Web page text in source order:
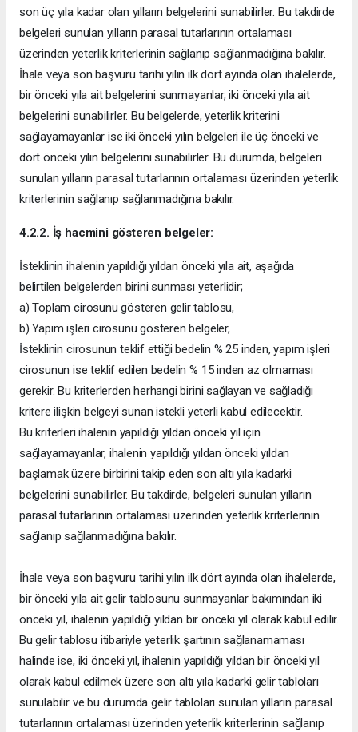
son üç yıla kadar olan yılların belgelerini sunabilirler. Bu takdirde
belgeleri sunulan yılların parasal tutarlarının ortalaması
üzerinden yeterlik kriterlerinin sağlanıp sağlanmadığına bakılır.
İhale veya son başvuru tarihi yılın ilk dört ayında olan ihalelerde,
bir önceki yıla ait belgelerini sunmayanlar, iki önceki yıla ait
belgelerini sunabilirler. Bu belgelerde, yeterlik kriterini
sağlayamayanlar ise iki önceki yılın belgeleri ile üç önceki ve
dört önceki yılın belgelerini sunabilirler. Bu durumda, belgeleri
sunulan yılların parasal tutarlarının ortalaması üzerinden yeterlik
kriterlerinin sağlanıp sağlanmadığına bakılır.
4.2.2. İş hacmini gösteren belgeler:
İsteklinin ihalenin yapıldığı yıldan önceki yıla ait, aşağıda
belirtilen belgelerden birini sunması yeterlidir;
a) Toplam cirosunu gösteren gelir tablosu,
b) Yapım işleri cirosunu gösteren belgeler,
İsteklinin cirosunun teklif ettiği bedelin % 25 inden, yapım işleri
cirosunun ise teklif edilen bedelin % 15 inden az olmaması
gerekir. Bu kriterlerden herhangi birini sağlayan ve sağladığı
kritere ilişkin belgeyi sunan istekli yeterli kabul edilecektir.
Bu kriterleri ihalenin yapıldığı yıldan önceki yıl için
sağlayamayanlar, ihalenin yapıldığı yıldan önceki yıldan
başlamak üzere birbirini takip eden son altı yıla kadarki
belgelerini sunabilirler. Bu takdirde, belgeleri sunulan yılların
parasal tutarlarının ortalaması üzerinden yeterlik kriterlerinin
sağlanıp sağlanmadığına bakılır.
İhale veya son başvuru tarihi yılın ilk dört ayında olan ihalelerde,
bir önceki yıla ait gelir tablosunu sunmayanlar bakımından iki
önceki yıl, ihalenin yapıldığı yıldan bir önceki yıl olarak kabul edilir.
Bu gelir tablosu itibariyle yeterlik şartının sağlanamaması
halinde ise, iki önceki yıl, ihalenin yapıldığı yıldan bir önceki yıl
olarak kabul edilmek üzere son altı yıla kadarki gelir tabloları
sunulabilir ve bu durumda gelir tabloları sunulan yılların parasal
tutarlarının ortalaması üzerinden yeterlik kriterlerinin sağlanıp